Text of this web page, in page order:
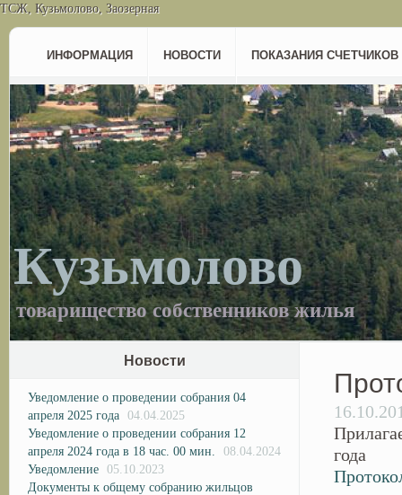
ТСЖ, Кузьмолово, Заозерная
ИНФОРМАЦИЯ НОВОСТИ ПОКАЗАНИЯ СЧЕТЧИКОВ
Кузьмолово
товарищество собственников жилья
года
Новости
Уведомление о проведении собрания 04
апреля 2025 года 04.04.2025
Уведомление о проведении собрания 12
апреля 2024 года в 18 час. 00 мин.
08.04.2024
Уведомление 05.10.2023
Документы к общему собранию жильцов